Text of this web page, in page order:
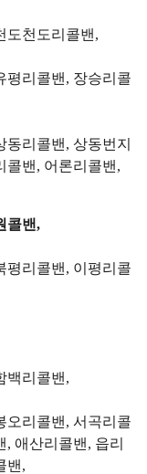
도천도리콜밴,
평리콜밴, 장승리콜
리콜밴, 상동번지
콜밴, 어론리콜밴,
콜밴,
평리콜밴, 이평리콜
백리콜밴,
오리콜밴, 서곡리콜
애산리콜밴, 읍리
밴,